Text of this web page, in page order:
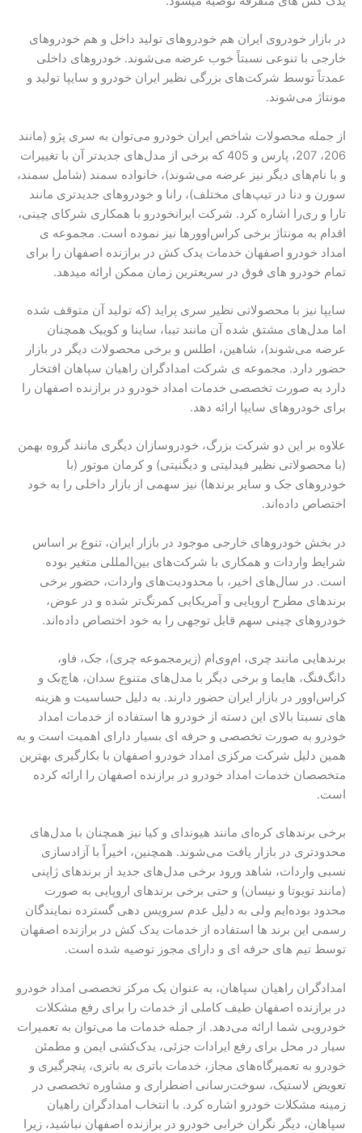
در بازار خودروی ایران هم خودروهای تولید داخل و هم خودروهای
خارجی با تنوعی نسبتاً خوب عرضه می‌شوند. خودروهای داخلی
عمدتاً توسط شرکت‌های بزرگی نظیر ایران خودرو و سایپا تولید و
مونتاژ می‌شوند.
از جمله محصولات شاخص ایران خودرو می‌توان به سری پژو (مانند
206، 207، پارس و 405 که برخی از مدل‌های جدیدتر آن با تغییرات
و با نام‌های دیگر نیز عرضه می‌شوند)، خانواده سمند (شامل سمند،
سورن و دنا در تیپ‌های مختلف)، رانا و خودروهای جدیدتری مانند
تارا و ری‌را اشاره کرد. شرکت ایرانخودرو با همکاری شرکای چینی،
اقدام به مونتاژ برخی کراس‌اوورها نیز نموده است. مجموعه ی
امداد خودرو اصفهان خدمات یدک کش در برازنده اصفهان را برای
تمام خودرو های فوق در سریعترین زمان ممکن ارائه میدهد.
سایپا نیز با محصولاتی نظیر سری پراید (که تولید آن متوقف شده
اما مدل‌های مشتق شده آن مانند تیبا، ساینا و کوییک همچنان
عرضه می‌شوند)، شاهین، اطلس و برخی محصولات دیگر در بازار
حضور دارد. مجموعه ی شرکت امدادگران راهیان سپاهان افتخار
دارد به صورت تخصصی خدمات امداد خودرو در برازنده اصفهان را
برای خودروهای سایپا ارائه دهد.
علاوه بر این دو شرکت بزرگ، خودروسازان دیگری مانند گروه بهمن
(با محصولاتی نظیر فیدلیتی و دیگنیتی) و کرمان موتور (با
خودروهای جک و سایر برندها) نیز سهمی از بازار داخلی را به خود
اختصاص داده‌اند.
در بخش خودروهای خارجی موجود در بازار ایران، تنوع بر اساس
شرایط واردات و همکاری با شرکت‌های بین‌المللی متغیر بوده
است. در سال‌های اخیر، با محدودیت‌های واردات، حضور برخی
برندهای مطرح اروپایی و آمریکایی کمرنگ‌تر شده و در عوض،
خودروهای چینی سهم قابل توجهی را به خود اختصاص داده‌اند.
برندهایی مانند چری، ام‌وی‌ام (زیرمجموعه چری)، جک، فاو،
دانگ‌فنگ، هایما و برخی دیگر با مدل‌های متنوع سدان، هاچ‌بک و
کراس‌اوور در بازار ایران حضور دارند. به دلیل حساسیت و هزینه
های نسبتا بالای این دسته از خودرو ها استفاده از خدمات امداد
خودرو به صورت تخصصی و حرفه ای بسیار دارای اهمیت است و به
همین دلیل شرکت مرکزی امداد خودرو اصفهان با بکارگیری بهترین
متخصصان خدمات امداد خودرو در برازنده اصفهان را ارائه کرده
است.
برخی برندهای کره‌ای مانند هیوندای و کیا نیز همچنان با مدل‌های
محدودتری در بازار یافت می‌شوند. همچنین، اخیراً با آزادسازی
نسبی واردات، شاهد ورود برخی مدل‌های جدید از برندهای ژاپنی
(مانند تویوتا و نیسان) و حتی برخی برندهای اروپایی به صورت
محدود بوده‌ایم ولی به دلیل عدم سرویس دهی گسترده نمایندگان
رسمی این برند ها استفاده از خدمات یدک کش در برازنده اصفهان
توسط تیم های حرفه ای و دارای مجوز توصیه شده است.
امدادگران راهیان سپاهان، به عنوان یک مرکز تخصصی امداد خودرو
در برازنده اصفهان طیف کاملی از خدمات را برای رفع مشکلات
خودرویی شما ارائه می‌دهد. از جمله خدمات ما می‌توان به تعمیرات
سیار در محل برای رفع ایرادات جزئی، یدک‌کشی ایمن و مطمئن
خودرو به تعمیرگاه‌های مجاز، خدمات باتری به باتری، پنچرگیری و
تعویض لاستیک، سوخت‌رسانی اضطراری و مشاوره تخصصی در
زمینه مشکلات خودرو اشاره کرد. با انتخاب امدادگران راهیان
سپاهان، دیگر نگران خرابی خودرو در برازنده اصفهان نباشید، زیرا